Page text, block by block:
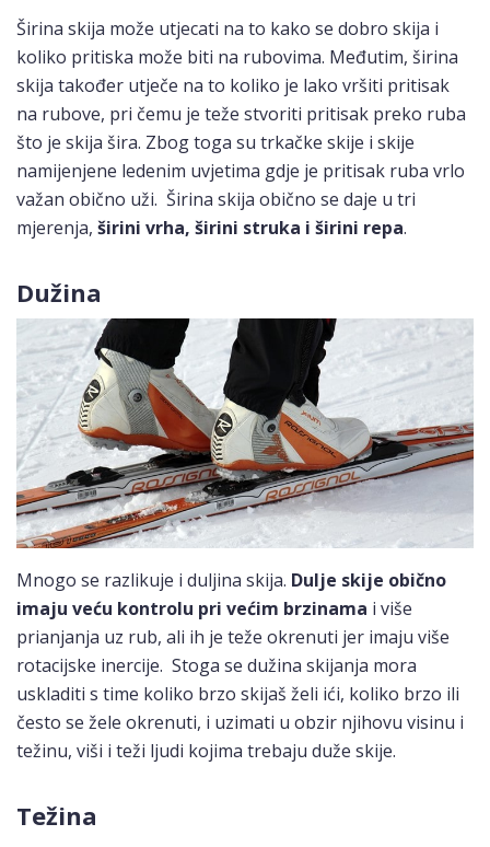
Širina skija može utjecati na to kako se dobro skija i
koliko pritiska može biti na rubovima. Međutim, širina
skija također utječe na to koliko je lako vršiti pritisak
na rubove, pri čemu je teže stvoriti pritisak preko ruba
što je skija šira. Zbog toga su trkačke skije i skije
namijenjene ledenim uvjetima gdje je pritisak ruba vrlo
važan obično uži. Širina skija obično se daje u tri
mjerenja, širini vrha, širini struka i širini repa.
Dužina
Mnogo se razlikuje i duljina skija. Dulje skije obično
imaju veću kontrolu pri većim brzinama i više
prianjanja uz rub, ali ih je teže okrenuti jer imaju više
rotacijske inercije. Stoga se dužina skijanja mora
uskladiti s time koliko brzo skijaš želi ići, koliko brzo ili
često se žele okrenuti, i uzimati u obzir njihovu visinu i
težinu, viši i teži ljudi kojima trebaju duže skije.
Težina